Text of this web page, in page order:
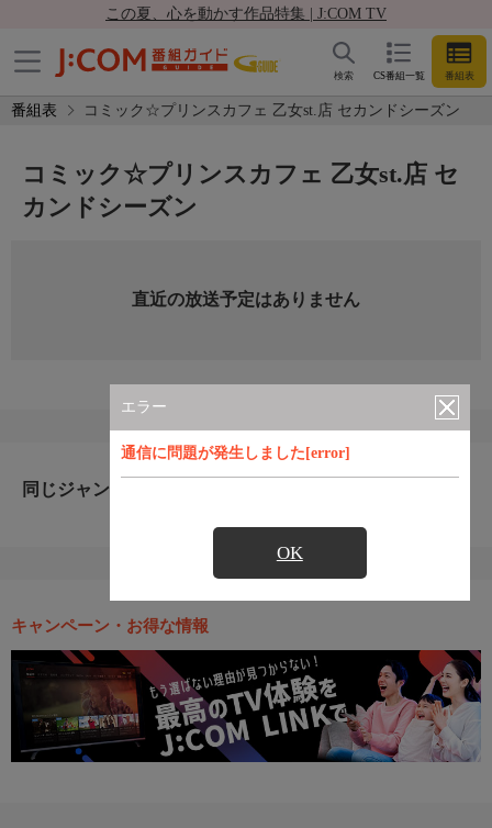
この夏、心を動かす作品特集 | J:COM TV
CS番組一覧 番組表
検索
番組表 コミック☆プリンスカフェ 乙女st.店 セカンドシーズン
エラー
通信に問題が発生しました[error]
OK
コミック☆プリンスカフェ 乙女st.店 セ
カンドシーズン
直近の放送予定はありません
同じジャンルのおすすめ番組
キャンペーン・お得な情報